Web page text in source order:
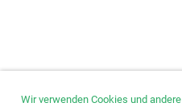
Wir verwenden Cookies und andere